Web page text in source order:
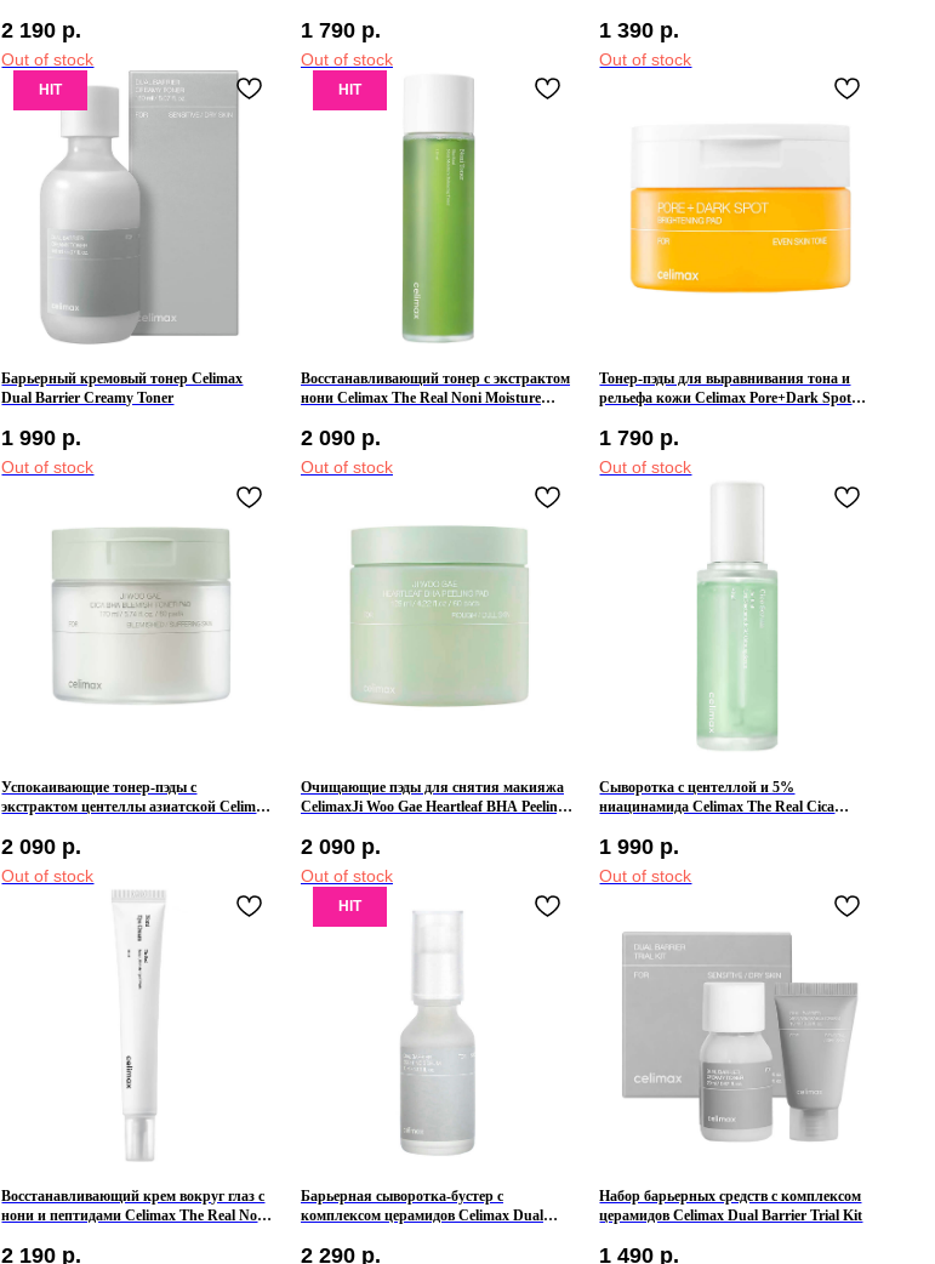
2 190 р.
Out of stock
1 790 р.
Out of stock
1 390 р.
Out of stock
HIT
Барьерный кремовый тонер Celimax
Dual Barrier Creamy Toner
1 990 р.
Out of stock
HIT
Восстанавливающий тонер с экстрактом
нони Celimax The Real Noni Moisture
2 090 р.
Out of stock
Тонер-пэды для выравнивания тона и
рельефа кожи Celimax Pore+Dark Spot
1 790 р.
Out of stock
Успокаивающие тонер-пэды с
экстрактом центеллы азиатской Celimax
2 090 р.
Out of stock
Очищающие пэды для снятия макияжа
CelimaxJi Woo Gae Heartleaf BHA Peeling
2 090 р.
Out of stock
Сыворотка с центеллой и 5%
ниацинамида Celimax The Real Cica
1 990 р.
Out of stock
Восстанавливающий крем вокруг глаз с
нони и пептидами Celimax The Real Noni
2 190 р.
HIT
Барьерная сыворотка-бустер с
комплексом церамидов Celimax Dual
2 290 р.
Набор барьерных средств с комплексом
церамидов Celimax Dual Barrier Trial Kit
1 490 р.